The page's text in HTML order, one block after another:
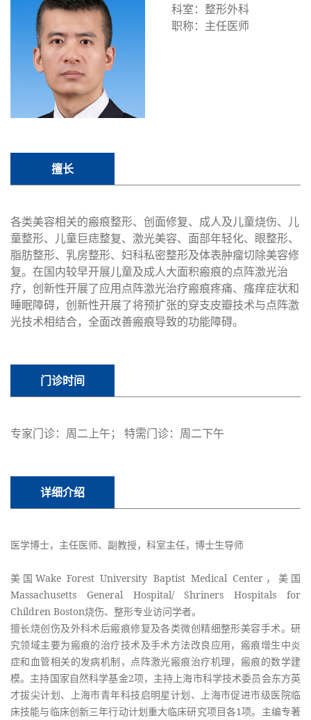
科室：整形外科
职称：主任医师
擅长
各类美容相关的瘢痕整形、创面修复、成人及儿童烧伤、儿
童整形、儿童巨痣整复、激光美容、面部年轻化、眼整形、
脂肪整形、乳房整形、妇科私密整形及体表肿瘤切除美容修
复。在国内较早开展儿童及成人大面积瘢痕的点阵激光治
疗，创新性开展了应用点阵激光治疗瘢痕疼痛、瘙痒症状和
睡眠障碍，创新性开展了将预扩张的穿支皮瓣技术与点阵激
光技术相结合，全面改善瘢痕导致的功能障碍。
门诊时间
专家门诊：周二上午； 特需门诊：周二下午
详细介绍
医学博士，主任医师、副教授，科室主任，博士生导师
美国Wake Forest University Baptist Medical Center，美国
Massachusetts General Hospital/ Shriners Hospitals for
Children Boston烧伤、整形专业访问学者。
擅长烧创伤及外科术后瘢痕修复及各类微创精细整形美容手术。研
究领域主要为瘢痕的治疗技术及手术方法改良应用，瘢痕增生中炎
症和血管相关的发病机制，点阵激光瘢痕治疗机理，瘢痕的数学建
模。主持国家自然科学基金2项，主持上海市科学技术委员会东方英
才拔尖计划、上海市青年科技启明星计划、上海市促进市级医院临
床技能与临床创新三年行动计划重大临床研究项目各1项。主编专著